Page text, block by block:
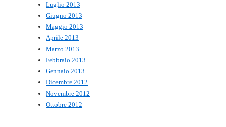
Luglio 2013
Giugno 2013
Maggio 2013
Aprile 2013
Marzo 2013
Febbraio 2013
Gennaio 2013
Dicembre 2012
Novembre 2012
Ottobre 2012